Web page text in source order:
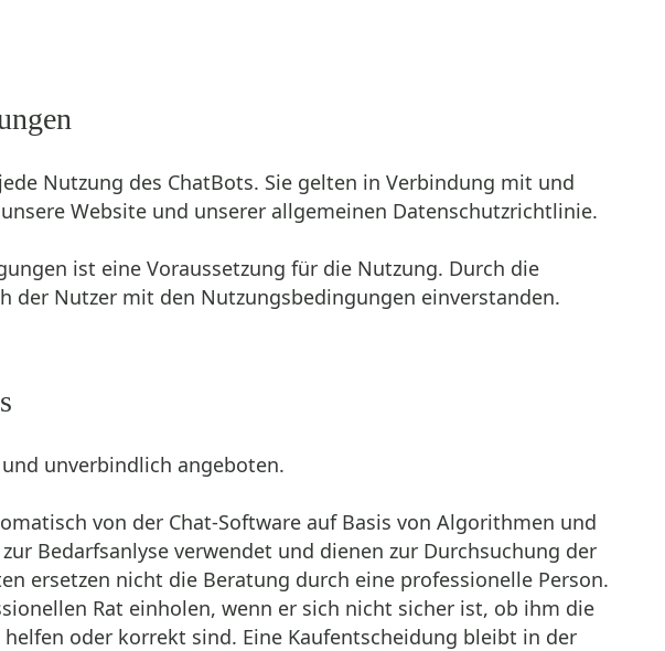
Nutzung des ChatBots. Sie gelten in Verbindung mit und
Website und unserer allgemeinen Datenschutzrichtlinie.
ist eine Voraussetzung für die Nutzung. Durch die
Nutzer mit den Nutzungsbedingungen einverstanden.
unverbindlich angeboten.
von der Chat-Software auf Basis von Algorithmen und
Bedarfsanlyse verwendet und dienen zur Durchsuchung der
ersetzen nicht die Beratung durch eine professionelle Person.
Rat einholen, wenn er sich nicht sicher ist, ob ihm die
oder korrekt sind. Eine Kaufentscheidung bleibt in der